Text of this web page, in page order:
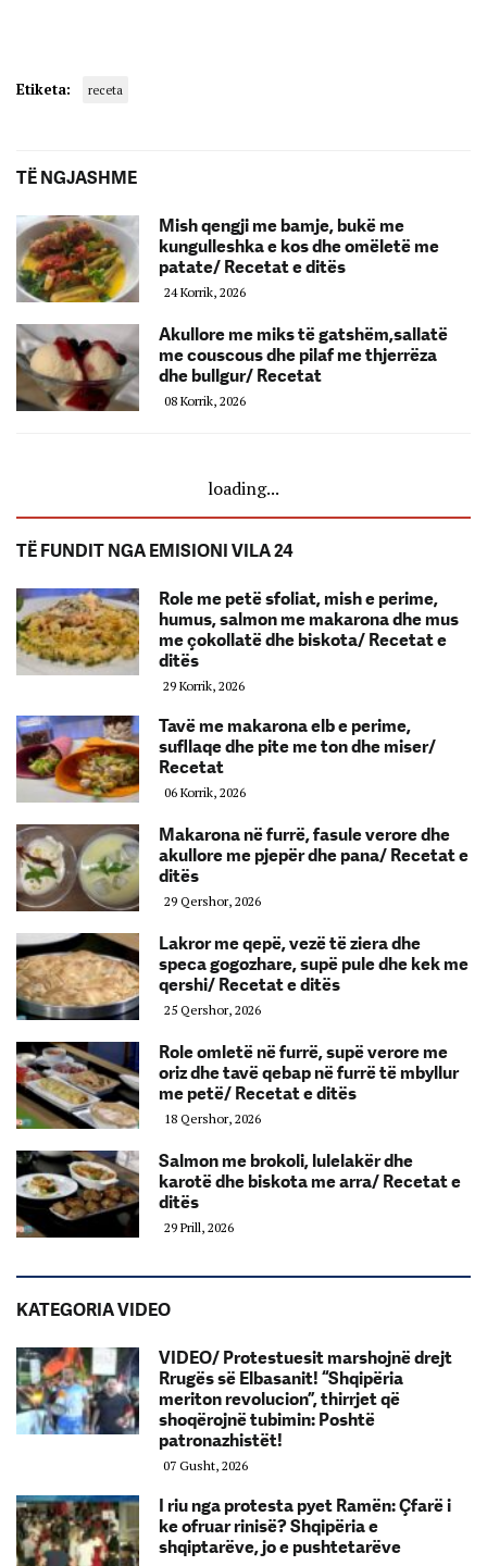
Etiketa: receta
TË NGJASHME
Mish qengji me bamje, bukë me
kungulleshka e kos dhe omëletë me
patate/ Recetat e ditës
24 Korrik, 2026
Akullore me miks të gatshëm,sallatë
me couscous dhe pilaf me thjerrëza
dhe bullgur/ Recetat
08 Korrik, 2026
loading...
TË FUNDIT NGA EMISIONI VILA 24
Role me petë sfoliat, mish e perime,
humus, salmon me makarona dhe mus
me çokollatë dhe biskota/ Recetat e
ditës
29 Korrik, 2026
Tavë me makarona elb e perime,
sufllaqe dhe pite me ton dhe miser/
Recetat
06 Korrik, 2026
Makarona në furrë, fasule verore dhe
akullore me pjepër dhe pana/ Recetat e
ditës
29 Qershor, 2026
Lakror me qepë, vezë të ziera dhe
speca gogozhare, supë pule dhe kek me
qershi/ Recetat e ditës
25 Qershor, 2026
Role omletë në furrë, supë verore me
oriz dhe tavë qebap në furrë të mbyllur
me petë/ Recetat e ditës
18 Qershor, 2026
Salmon me brokoli, lulelakër dhe
karotë dhe biskota me arra/ Recetat e
ditës
29 Prill, 2026
KATEGORIA VIDEO
VIDEO/ Protestuesit marshojnë drejt
Rrugës së Elbasanit! “Shqipëria
meriton revolucion”, thirrjet që
shoqërojnë tubimin: Poshtë
patronazhistët!
07 Gusht, 2026
I riu nga protesta pyet Ramën: Çfarë i
ke ofruar rinisë? Shqipëria e
shqiptarëve, jo e pushtetarëve